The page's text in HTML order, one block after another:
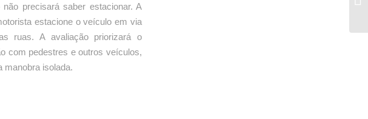
precisará saber estacionar. A
estacione o veículo em via
ruas. A avaliação priorizará o
com pedestres e outros veículos,
manobra isolada.